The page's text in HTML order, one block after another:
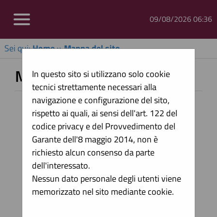
09/08/2026 06:36
Sei qui:Home»Mappa del sito
In questo sito si utilizzano solo cookie
tecnici strettamente necessari alla
navigazione e configurazione del sito,
rispetto ai quali, ai sensi dell'art. 122 del
codice privacy e del Provvedimento del
Garante dell'8 maggio 2014, non è
richiesto alcun consenso da parte
dell'interessato.
Nessun dato personale degli utenti viene
memorizzato nel sito mediante cookie.
Mappa sito
Home
Informazioni
Accesso area riservata
Istruzioni e manuali
F.A.Q.
Assistenza operatori economici